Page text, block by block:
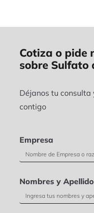
Cotiza o pide
sobre Sulfato
Déjanos tu consulta
contigo
Empresa
Nombres y